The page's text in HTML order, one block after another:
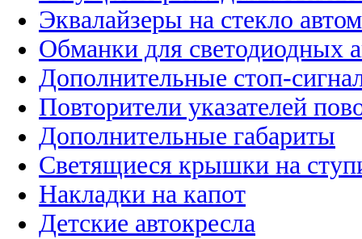
Эквалайзеры на стекло
Обманки для светодиодных
Дополнительные стоп-
Повторители указателей
Дополнительные габариты
Светящиеся крышки на
Накладки на капот
Детские автокресла